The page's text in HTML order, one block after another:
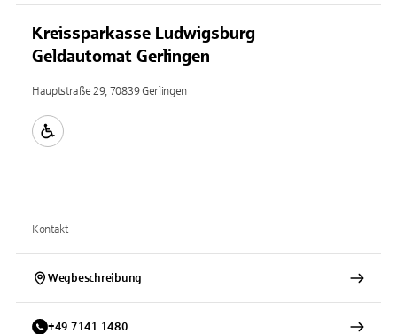
Kreissparkasse Ludwigsburg
Geldautomat Gerlingen
Hauptstraße 29, 70839 Gerlingen
Kontakt
Wegbeschreibung
+49 7141 1480